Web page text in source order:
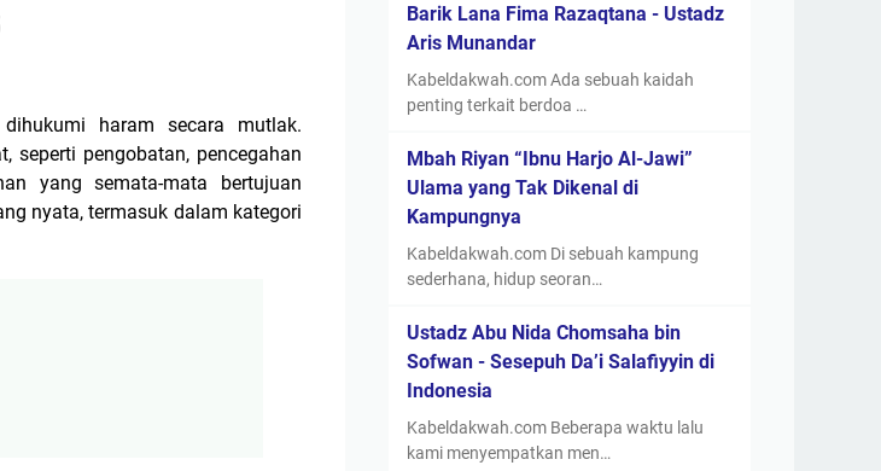
haram secara mutlak.
seperti pengobatan, pencegahan
yang semata-mata bertujuan
nyata, termasuk dalam kategori
Barik Lana Fima Razaqtana - Ustadz
Aris Munandar
Kabeldakwah.com Ada sebuah kaidah
penting terkait berdoa …
Mbah Riyan “Ibnu Harjo Al-Jawi”
Ulama yang Tak Dikenal di
Kampungnya
Kabeldakwah.com Di sebuah kampung
sederhana, hidup seoran…
Ustadz Abu Nida Chomsaha bin
Sofwan - Sesepuh Da’i Salafiyyin di
Indonesia
Kabeldakwah.com Beberapa waktu lalu
kami menyempatkan men…